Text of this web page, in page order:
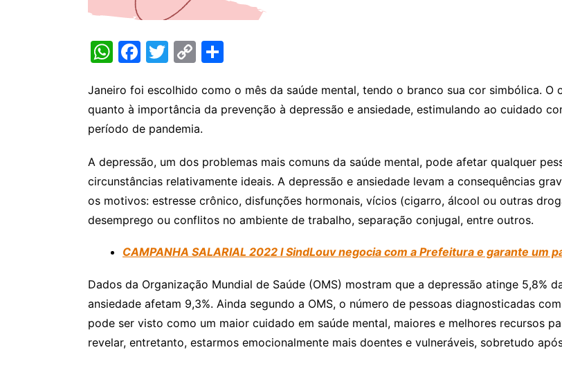
W
at
s
A
p
p
F
c
e
b
o
o
k
T
itt
er
C
p
y
Li
n
k
ar
e
Janeiro foi escolhido como o mês da saúde mental, tendo o branco sua cor simbólica. O
quanto à importância da prevenção à depressão e ansiedade, estimulando ao cuidado
período de pandemia.
A depressão, um dos problemas mais comuns da saúde mental, pode afetar qualquer
circunstâncias relativamente ideais. A depressão e ansiedade levam a consequências
os motivos: estresse crônico, disfunções hormonais, vícios (cigarro, álcool ou outras
desemprego ou conflitos no ambiente de trabalho, separação conjugal, entre outros.
CAMPANHA SALARIAL 2022 I SindLouv negocia com a Prefeitura e garante um
Dados da Organização Mundial de Saúde (OMS) mostram que a depressão atinge 5,8%
ansiedade afetam 9,3%. Ainda segundo a OMS, o número de pessoas diagnosticadas
pode ser visto como um maior cuidado em saúde mental, maiores e melhores recursos
revelar, entretanto, estarmos emocionalmente mais doentes e vulneráveis, sobretudo